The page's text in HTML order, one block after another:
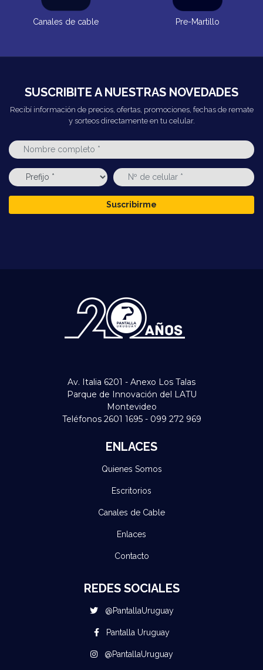
Canales de cable Pre-Martillo
SUSCRIBITE A NUESTRAS NOVEDADES
Recibí información de precios, ofertas, promociones, fechas de remate
y sorteos directamente en tu celular.
Suscribirme
Av. Italia 6201 - Anexo Los Talas
Parque de Innovación del LATU
Montevideo
Teléfonos 2601 1695 - 099 272 969
ENLACES
Quienes Somos
Escritorios
Canales de Cable
Enlaces
Contacto
REDES SOCIALES
@PantallaUruguay
Pantalla Uruguay
@PantallaUruguay